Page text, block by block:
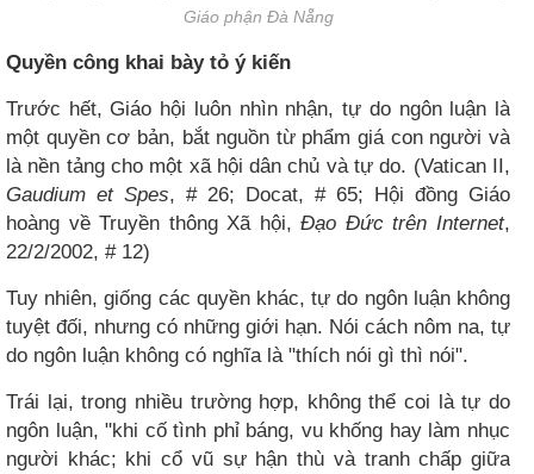
Giáo phận Đà Nẵng
Quyền công khai bày tỏ ý kiến​
Trước hết, Giáo hội luôn nhìn nhận, tự do ngôn luận là
một quyền cơ bản, bắt nguồn từ phẩm giá con người và
là nền tảng cho một xã hội dân chủ và tự do. (Vatican II,
Gaudium et Spes, # 26; Docat, # 65; Hội đồng Giáo
hoàng về Truyền thông Xã hội,Đạo Đức trên Internet,
22/2/2002, # 12)
Tuy nhiên, giống các quyền khác, tự do ngôn luận không
tuyệt đối, nhưng có những giới hạn. Nói cách nôm na, tự
do ngôn luận không có nghĩa là "thích nói gì thì nói".
Trái lại, trong nhiều trường hợp, không thể coi là tự do
ngôn luận, "khi cố tình phỉ báng, vu khống hay làm nhục
người khác; khi cổ vũ sự hận thù và tranh chấp giữa